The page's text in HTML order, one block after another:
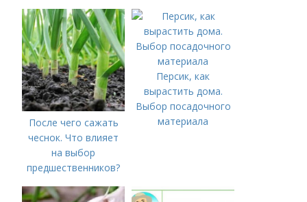
После чего сажать
чеснок. Что влияет
на выбор
предшественников?
Персик, как
вырастить дома.
Выбор посадочного
материала